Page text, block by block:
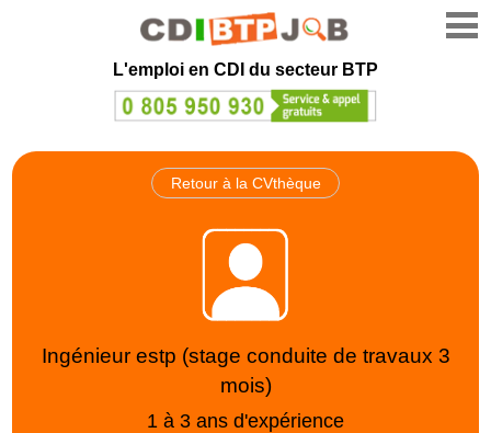
L'emploi en CDI du secteur BTP
Retour à la CVthèque
Ingénieur estp (stage conduite de travaux 3
mois)
1 à 3 ans d'expérience